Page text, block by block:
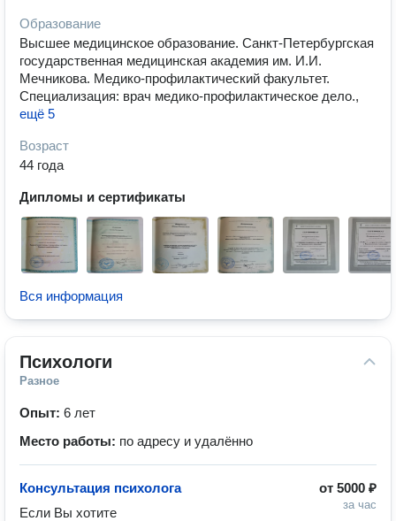
Образование
Высшее медицинское образование. Санкт-Петербургская
государственная медицинская академия им. И.И.
Мечникова. Медико-профилактический факультет.
Специализация: врач медико-профилактическое дело.,
ещё 5
Возраст
44 года
Дипломы и сертификаты
Вся информация
Психологи
Разное
Опыт: 6 лет
Место работы: по адресу и удалённо
от 5000 ₽
за час
Консультация психолога
Если Вы хотите